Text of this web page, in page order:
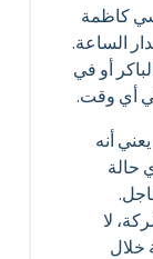
كاظمة
الساعة.
أو في
أي وقت.
أنه
حالة
لا